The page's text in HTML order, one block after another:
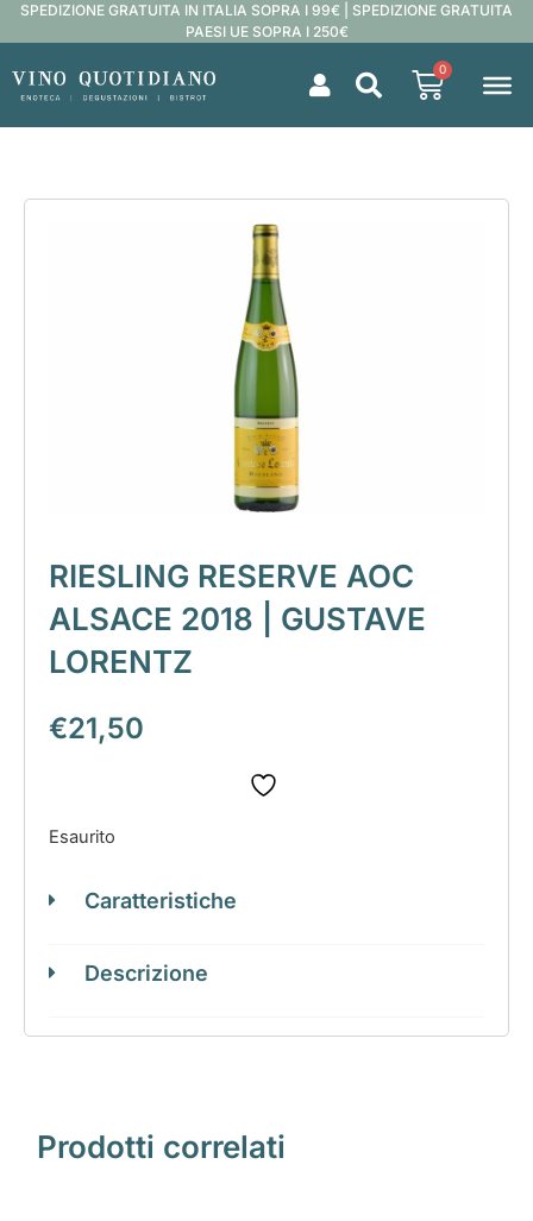
SPEDIZIONE GRATUITA IN ITALIA SOPRA I 99€ | SPEDIZIONE GRATUITA
PAESI UE SOPRA I 250€
0
RIESLING RESERVE AOC
ALSACE 2018 | GUSTAVE
LORENTZ
€21,50
Esaurito
Caratteristiche
Descrizione
Prodotti correlati